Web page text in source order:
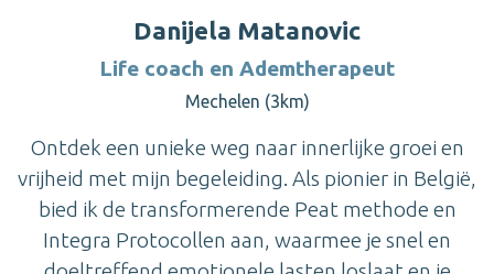
Danijela Matanovic
Life coach en Ademtherapeut
Mechelen (3km)
Ontdek een unieke weg naar innerlijke groei en
vrijheid met mijn begeleiding. Als pionier in België,
bied ik de transformerende Peat methode en
Integra Protocollen aan, waarmee je snel en